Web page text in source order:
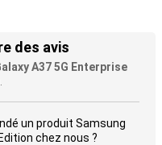
des avis
A37 5G Enterprise
un produit Samsung
chez nous ?